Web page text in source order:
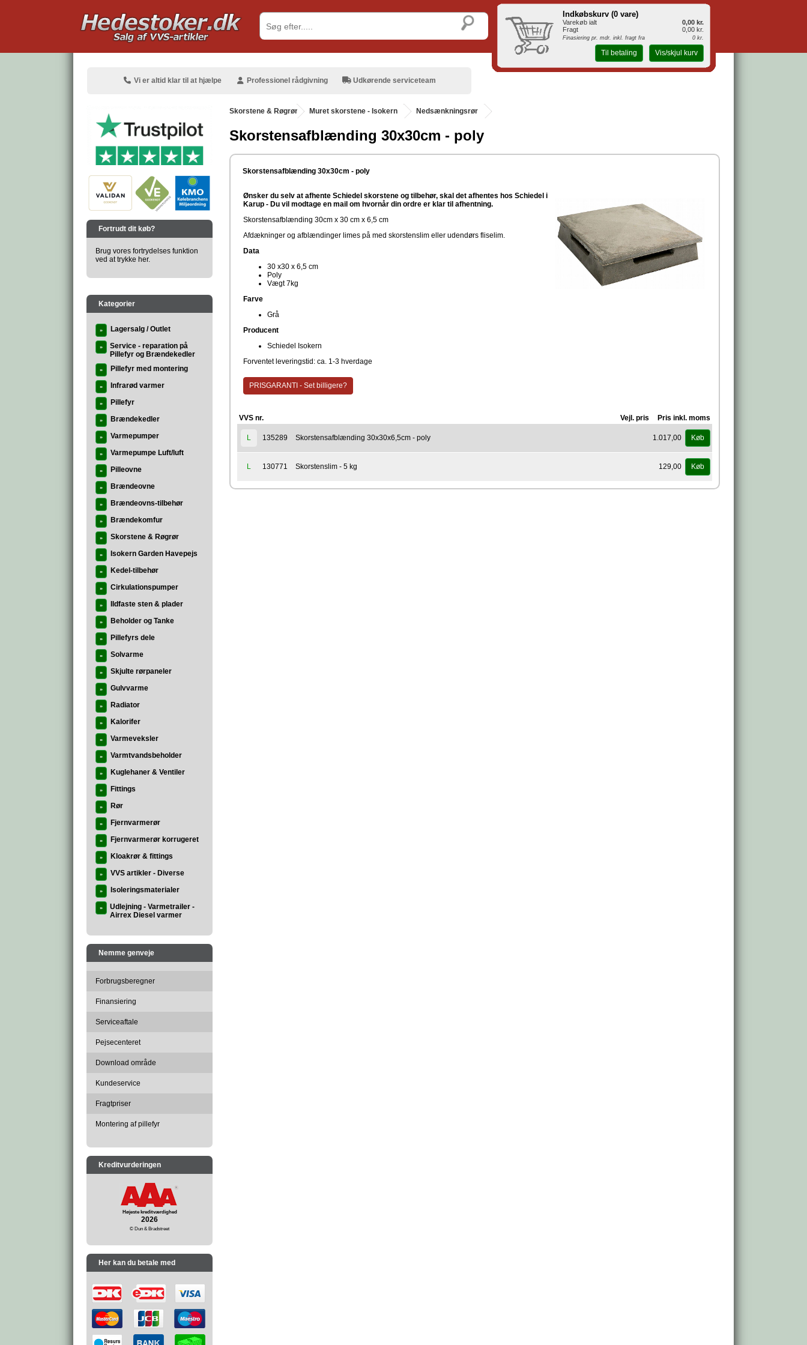
Vi er altid klar til at hjælpe Professionel rådgivning Udkørende serviceteam
Fortrudt dit køb?
Brug vores fortrydelses funktion
ved at trykke her.
Kategorier
» Lagersalg / Outlet
»
Service - reparation på
Pillefyr og Brændekedler
» Pillefyr med montering
» Infrarød varmer
» Pillefyr
» Brændekedler
» Varmepumper
» Varmepumpe Luft/luft
» Pilleovne
» Brændeovne
» Brændeovns-tilbehør
» Brændekomfur
» Skorstene & Røgrør
» Isokern Garden Havepejs
» Kedel-tilbehør
» Cirkulationspumper
» Ildfaste sten & plader
» Beholder og Tanke
» Pillefyrs dele
» Solvarme
» Skjulte rørpaneler
» Gulvvarme
» Radiator
» Kalorifer
» Varmeveksler
» Varmtvandsbeholder
» Kuglehaner & Ventiler
» Fittings
» Rør
» Fjernvarmerør
» Fjernvarmerør korrugeret
» Kloakrør & fittings
» VVS artikler - Diverse
» Isoleringsmaterialer
»
Udlejning - Varmetrailer -
Airrex Diesel varmer
Nemme genveje
Forbrugsberegner
Finansiering
Serviceaftale
Pejsecenteret
Download område
Kundeservice
Fragtpriser
Montering af pillefyr
Kreditvurderingen
Højeste kreditværdighed
2026
© Dun & Bradstreet
Her kan du betale med
Skorstene & Røgrør . Muret skorstene - Isokern Nedsænkningsrør
Skorstensafblænding 30x30cm - poly
Skorstensafblænding 30x30cm - poly
Ønsker du selv at afhente Schiedel skorstene og tilbehør, skal det afhentes hos Schiedel i
Karup - Du vil modtage en mail om hvornår din ordre er klar til afhentning.
Skorstensafblænding 30cm x 30 cm x 6,5 cm
Afdækninger og afblændinger limes på med skorstenslim eller udendørs fliselim.
Data
30 x30 x 6,5 cm
Poly
Vægt 7kg
Farve
Grå
Producent
Schiedel Isokern
Forventet leveringstid: ca. 1-3 hverdage
PRISGARANTI - Set billigere?
VVS nr. Vejl. pris Pris inkl. moms
L 135289 Skorstensafblænding 30x30x6,5cm - poly 1.017,00 Køb
L 130771 Skorstenslim - 5 kg 129,00 Køb
Indkøbskurv (0 vare)
Varekøb ialt
0,00 kr.
Fragt
0,00 kr.
Finasiering pr. mdr. inkl. fragt fra 0 kr.
Til betaling Vis/skjul kurv